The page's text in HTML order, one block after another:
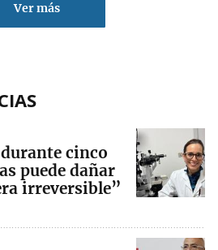
Ver más
cinco
puede dañar
irreversible”